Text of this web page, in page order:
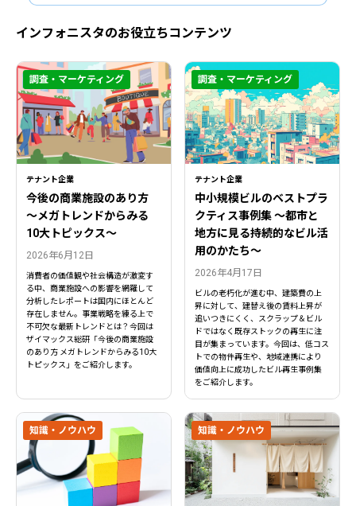
インフォニスタのお役立ちコンテンツ
テナント企業
今後の商業施設のあり方
〜メガトレンドからみる
10大トピックス〜
2026年6月12日
消費者の価値観や社会構造が激変す
る中、商業施設への影響を網羅して
分析したレポートは国内にほとんど
存在しません。事業戦略を練る上で
不可欠な最新トレンドとは？今回は
ザイマックス総研「今後の商業施設
のあり方 メガトレンドからみる10大
トピックス」をご紹介します。
調査・マーケティング
テナント企業
中小規模ビルのベストプラ
クティス事例集 ～都市と
地方に見る持続的なビル活
用のかたち～
2026年4月17日
ビルの老朽化が進む中、建築費の上
昇に対して、建替え後の賃料上昇が
追いつきにくく、スクラップ＆ビル
ドではなく既存ストックの再生に注
目が集まっています。今回は、低コス
トでの物件再生や、地域連携により
価値向上に成功したビル再生事例集
をご紹介します。
調査・マーケティング
知識・ノウハウ 知識・ノウハウ